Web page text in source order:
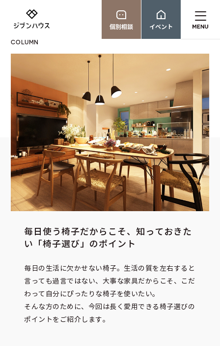
個別相談 イベント
COLUMN
毎日使う椅子だからこそ、知っておきた
い「椅子選び」のポイント
毎日の生活に欠かせない椅子。生活の質を左右すると
言っても過言ではない、大事な家具だからこそ、こだ
わって自分にぴったりな椅子を使いたい。
そんな方のために、今回は長く愛用できる椅子選びの
ポイントをご紹介します。